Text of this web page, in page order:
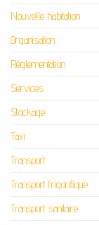
Nouvelle habitation
Organisation
Réglementation
Services
Stockage
Taxi
Transport
Transport frigorifique
Transport sanitaire